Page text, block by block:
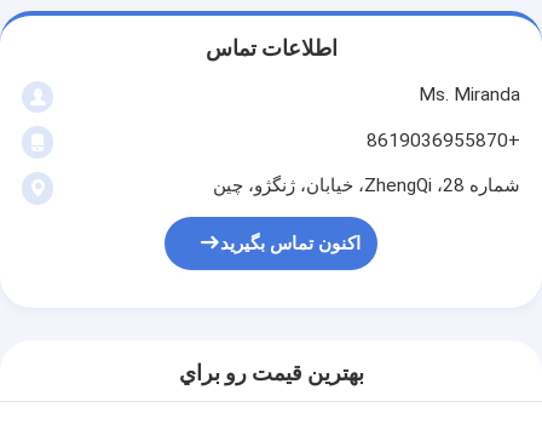
اطلاعات تماس
Ms. Miranda
+8619036955870
شماره 28، ZhengQi، خیابان، ژنگژو، چین
اکنون تماس بگیرید
بهترين قيمت رو براي